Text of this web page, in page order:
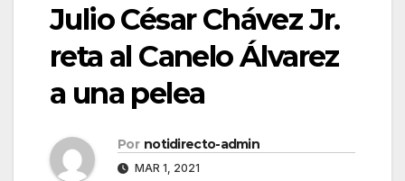
Julio César Chávez Jr.
reta al Canelo Álvarez
a una pelea
Por notidirecto-admin
MAR 1, 2021